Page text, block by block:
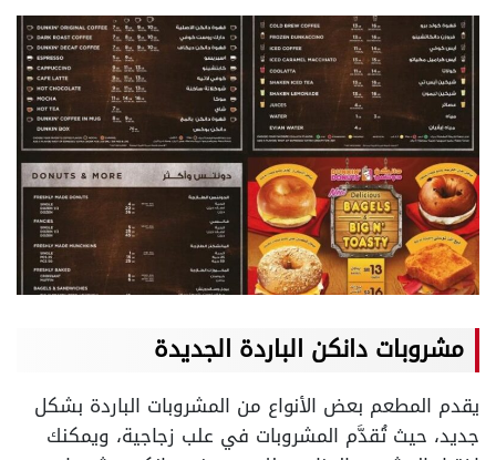
مشروبات دانكن الباردة الجديدة
يقدم المطعم بعض الأنواع من المشروبات الباردة بشكل
جديد، حيث تُقدَّم المشروبات في علب زجاجية، ويمكنك